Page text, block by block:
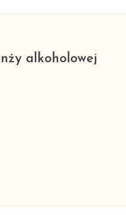
alkoholowej